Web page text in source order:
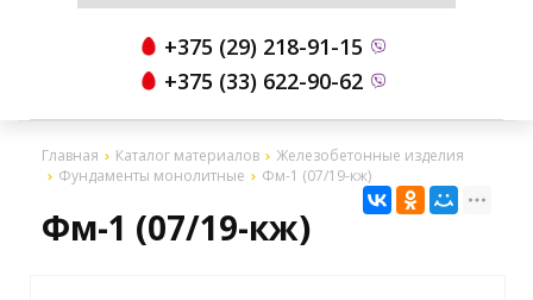
+375 (29) 218-91-15
+375 (33) 622-90-62
Главная Каталог материалов
Железобетонные изделия
Фундаменты монолитные
Фм-1 (07/19-кж)
Фм-1 (07/19-кж)